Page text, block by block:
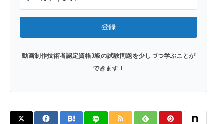
登録
動画制作技術者認定資格3級の試験問題を少しづつ学ぶことが
できます！